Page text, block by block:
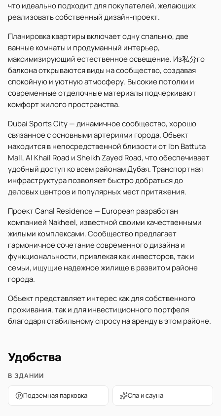
что идеально подходит для покупателей, желающих
реализовать собственный дизайн-проект.
Планировка квартиры включает одну спальню, две
ванные комнаты и продуманный интерьер,
максимизирующий естественное освещение. Из私分го
балкона открываются виды на сообщество, создавая
спокойную и уютную атмосферу. Высокие потолки и
современные отделочные материалы подчеркивают
комфорт жилого пространства.
Dubai Sports City — динамичное сообщество, хорошо
связанное с основными артериями города. Объект
находится в непосредственной близости от Ibn Battuta
Mall, Al Khail Road и Sheikh Zayed Road, что обеспечивает
удобный доступ ко всем районам Дубая. Транспортная
инфраструктура позволяет быстро добраться до
деловых центров и популярных мест притяжения.
Проект Canal Residence — European разработан
компанией Nakheel, известной своими качественными
жилыми комплексами. Сообщество предлагает
гармоничное сочетание современного дизайна и
функциональности, привлекая как инвесторов, так и
семьи, ищущие надежное жилище в развитом районе
города.
Объект представляет интерес как для собственного
проживания, так и для инвестиционного портфеля
благодаря стабильному спросу на аренду в этом районе.
Удобства
В ЗДАНИИ
Подземная парковка Спа и сауна